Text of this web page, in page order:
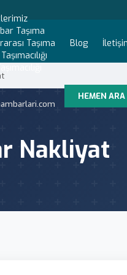
Taşıma
Taşıma
Blog
HEMEN ARA
Nakliyat